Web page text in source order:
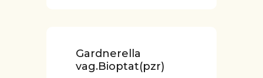
Gardnerella
vag.Bioptat(pzr)